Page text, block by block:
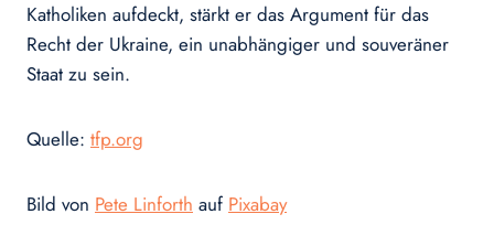
Katholiken aufdeckt, stärkt er das Argument für das
Recht der Ukraine, ein unabhängiger und souveräner
Staat zu sein.
Quelle: tfp.org
Bild von Pete Linforth auf Pixabay